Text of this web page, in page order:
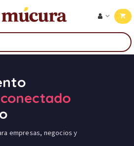
conectado
empresas, negocios y